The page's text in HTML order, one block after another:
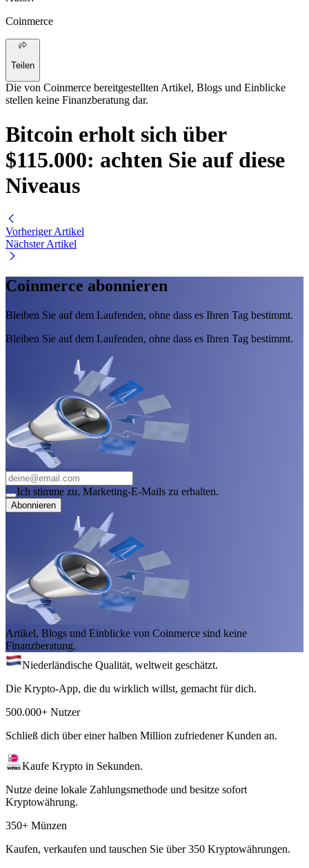
Coinmerce
Teilen
Die von Coinmerce bereitgestellten Artikel, Blogs und Einblicke
stellen keine Finanzberatung dar.
Bitcoin erholt sich über
$115.000: achten Sie auf diese
Niveaus
Vorheriger Artikel
Nächster Artikel
Coinmerce abonnieren
Bleiben Sie auf dem Laufenden, ohne dass es Ihren Tag bestimmt.
Bleiben Sie auf dem Laufenden, ohne dass es Ihren Tag bestimmt.
Ich stimme zu, Marketing-E-Mails zu erhalten.
Abonnieren
Artikel, Blogs und Einblicke von Coinmerce sind keine
Finanzberatung.
Niederländische Qualität, weltweit geschätzt.
Die Krypto-App, die du wirklich willst, gemacht für dich.
500.000+ Nutzer
Schließ dich über einer halben Million zufriedener Kunden an.
Kaufe Krypto in Sekunden.
Nutze deine lokale Zahlungsmethode und besitze sofort
Kryptowährung.
350+ Münzen
Kaufen, verkaufen und tauschen Sie über 350 Kryptowährungen.